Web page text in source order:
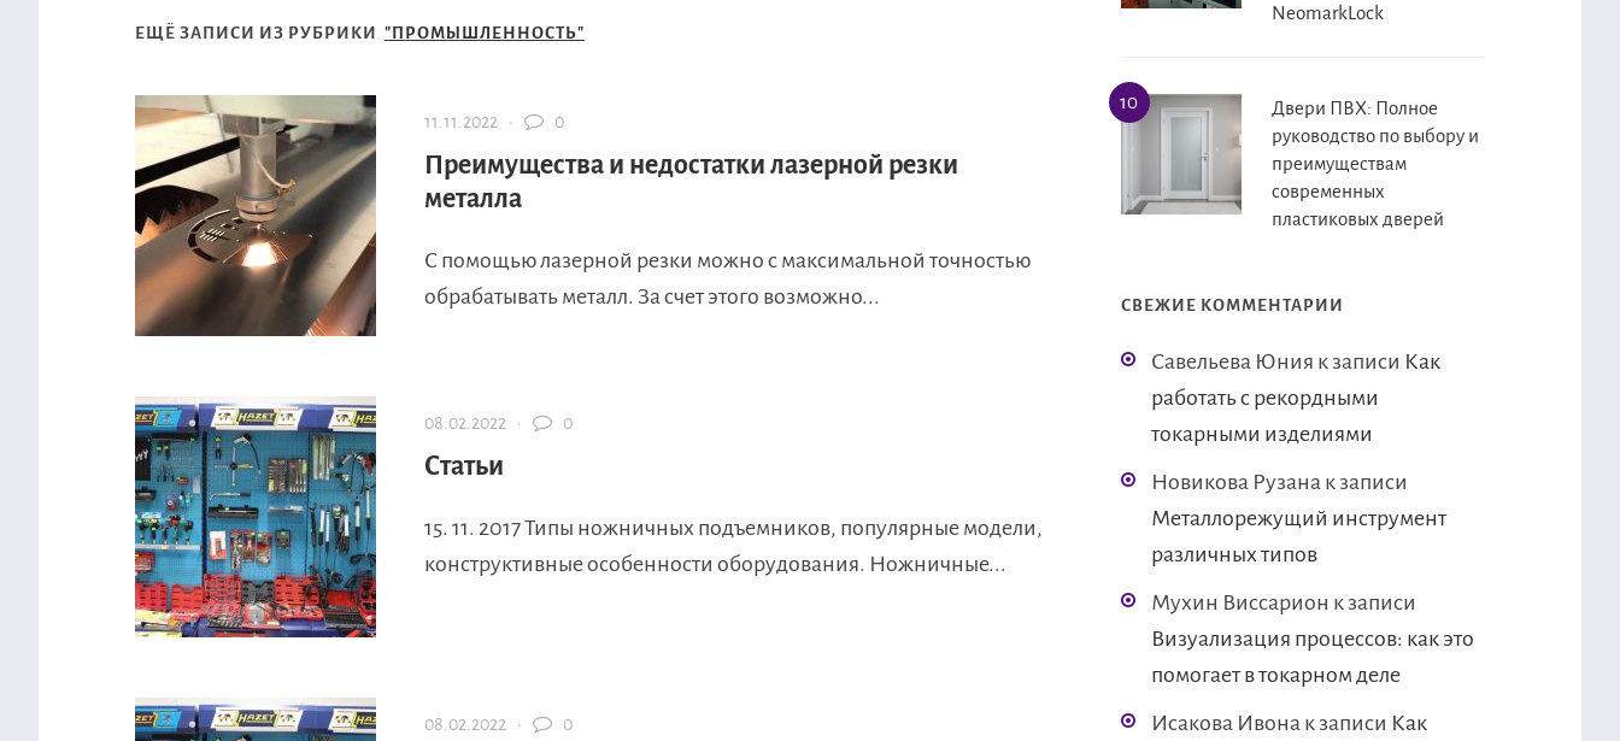
ЕЩЁ ЗАПИСИ ИЗ РУБРИКИ "ПРОМЫШЛЕННОСТЬ"
11.11.2022 · 0
Преимущества и недостатки лазерной резки
металла
С помощью лазерной резки можно с максимальной точностью
обрабатывать металл. За счет этого возможно...
08.02.2022 · 0
Статьи
15. 11. 2017 Типы ножничных подъемников, популярные модели,
конструктивные особенности оборудования. Ножничные...
08.02.2022 · 0
NeomarkLock
Двери ПВХ: Полное
руководство по выбору и
преимуществам
современных
пластиковых дверей
СВЕЖИЕ КОММЕНТАРИИ
Савельева Юния к записи Как
работать с рекордными
токарными изделиями
Новикова Рузана к записи
Металлорежущий инструмент
различных типов
Мухин Виссарион к записи
Визуализация процессов: как это
помогает в токарном деле
Исакова Ивона к записи Как